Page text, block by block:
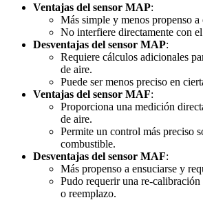
Ventajas del sensor MAP:
Más simple y menos propenso a
No interfiere directamente con
Desventajas del sensor MAP:
Requiere cálculos adicionales
de aire.
Puede ser menos preciso en
Ventajas del sensor MAF:
Proporciona una medición
de aire.
Permite un control más preciso
combustible.
Desventajas del sensor MAF:
Más propenso a ensuciarse y
Pudo requerir una re-calibración
o reemplazo.